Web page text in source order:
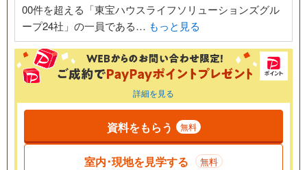
00件を超える「東宝ハウスライフソリューションズグル
ープ24社」の一員である… もっと見る
詳細を見る
資料をもらう 無料
室内･現地を見学する 無料